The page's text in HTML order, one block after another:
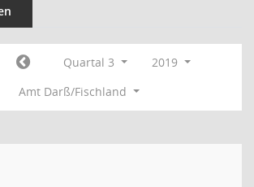
Quartal 3
2019
Amt Darß/Fischland